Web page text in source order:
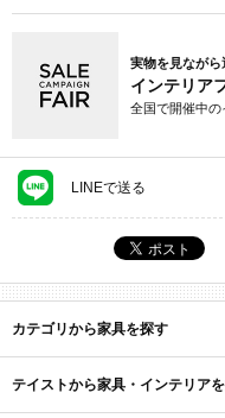
実物を見なが
インテリア
全国で開催中の
LINEで送る
カテゴリから家具を探す
テイストから家具・インテリア